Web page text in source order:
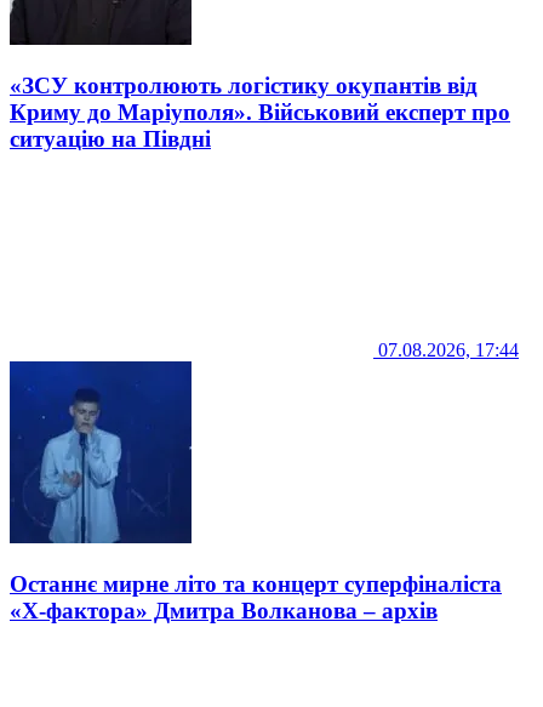
«ЗСУ контролюють логістику окупантів від
Криму до Маріуполя». Військовий експерт про
ситуацію на Півдні
07.08.2026, 17:44
Останнє мирне літо та концерт суперфіналіста
«Х-фактора» Дмитра Волканова – архів